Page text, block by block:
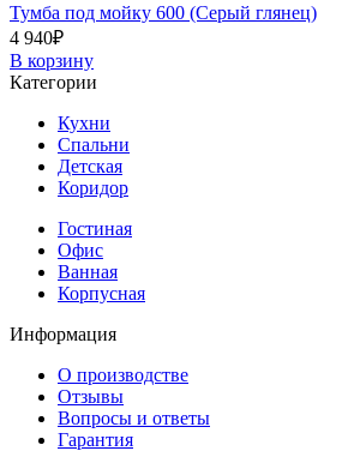
Тумба под мойку 600 (Серый глянец)
4 940₽
В корзину
Категории
Кухни
Спальни
Детская
Коридор
Гостиная
Офис
Ванная
Корпусная
Информация
О производстве
Отзывы
Вопросы и ответы
Гарантия